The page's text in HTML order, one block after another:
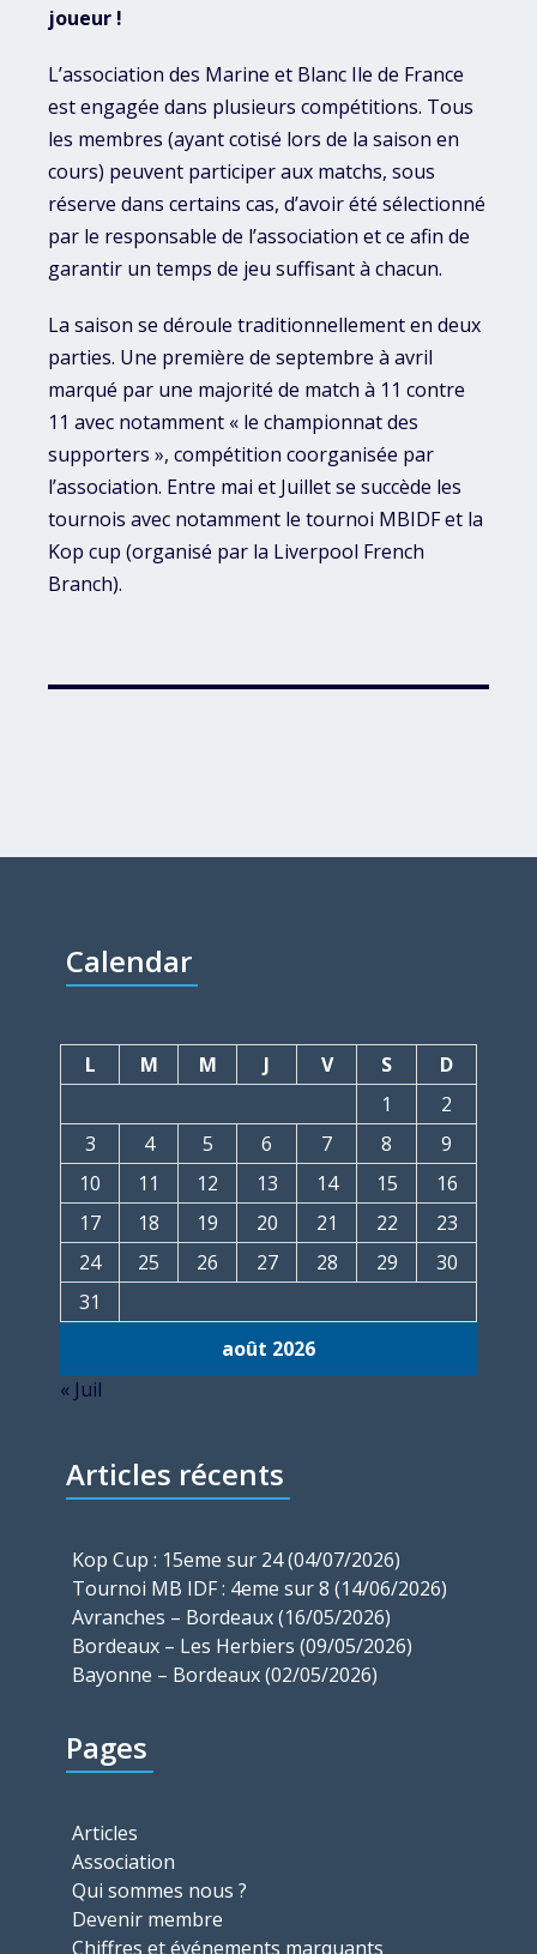
joueur !
L’association des Marine et Blanc Ile de France
est engagée dans plusieurs compétitions. Tous
les membres (ayant cotisé lors de la saison en
cours) peuvent participer aux matchs, sous
réserve dans certains cas, d’avoir été sélectionné
par le responsable de l’association et ce afin de
garantir un temps de jeu suffisant à chacun.
La saison se déroule traditionnellement en deux
parties. Une première de septembre à avril
marqué par une majorité de match à 11 contre
11 avec notamment « le championnat des
supporters », compétition coorganisée par
l’association. Entre mai et Juillet se succède les
tournois avec notamment le tournoi MBIDF et la
Kop cup (organisé par la Liverpool French
Branch).
Calendar
août 2026
L M M J V S
D
1
2
3
4 5 6 7 8
9
10
11 12 13 14 15
16
17
18 19 20 21 22
23
24
25 26 27 28 29
30
31
« Juil
Articles récents
Kop Cup : 15eme sur 24 (04/07/2026)
Tournoi MB IDF : 4eme sur 8 (14/06/2026)
Avranches – Bordeaux (16/05/2026)
Bordeaux – Les Herbiers (09/05/2026)
Bayonne – Bordeaux (02/05/2026)
Pages
Articles
Association
Qui sommes nous ?
Devenir membre
Chiffres et événements marquants